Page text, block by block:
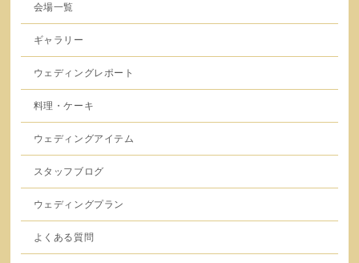
会場一覧
ギャラリー
ウェディングレポート
料理・ケーキ
ウェディングアイテム
スタッフブログ
ウェディングプラン
よくある質問